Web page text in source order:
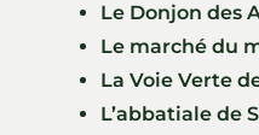
Le Donjon des
Le marché du
La Voie Verte
L’abbatiale de